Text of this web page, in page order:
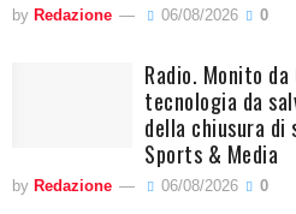
by Redazione 06/08/2026 0
Radio. Monito da
tecnologia da
della chiusura di
Sports & Media
by Redazione 06/08/2026 0